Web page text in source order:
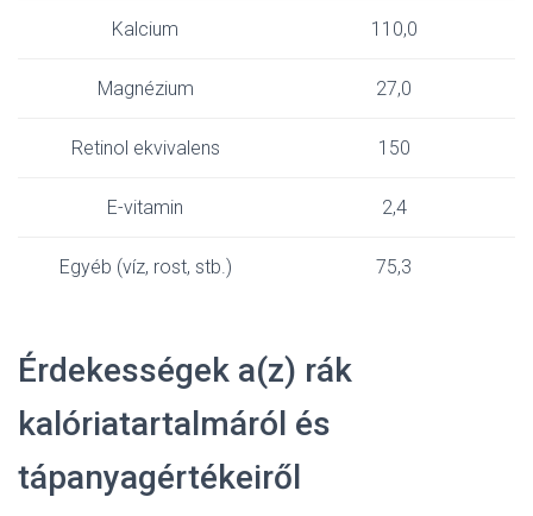
Kalcium 110,0
Magnézium 27,0
Retinol ekvivalens 150
E-vitamin 2,4
Egyéb (víz, rost, stb.) 75,3
Érdekességek a(z) rák
kalóriatartalmáról és
tápanyagértékeiről